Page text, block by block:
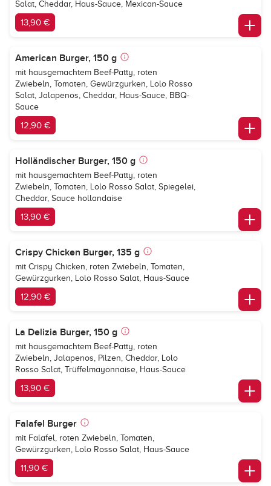
Salat, Cheddar, Haus-Sauce, Mexican-Sauce
13,90 €
American Burger, 150 g
mit hausgemachtem Beef-Patty, roten
Zwiebeln, Tomaten, Gewürzgurken, Lolo Rosso
Salat, Jalapenos, Cheddar, Haus-Sauce, BBQ-
Sauce
12,90 €
Holländischer Burger, 150 g
mit hausgemachtem Beef-Patty, roten
Zwiebeln, Tomaten, Lolo Rosso Salat, Spiegelei,
Cheddar, Sauce hollandaise
13,90 €
Crispy Chicken Burger, 135 g
mit Crispy Chicken, roten Zwiebeln, Tomaten,
Gewürzgurken, Lolo Rosso Salat, Haus-Sauce
12,90 €
La Delizia Burger, 150 g
mit hausgemachtem Beef-Patty, roten
Zwiebeln, Jalapenos, Pilzen, Cheddar, Lolo
Rosso Salat, Trüffelmayonnaise, Haus-Sauce
13,90 €
Falafel Burger
mit Falafel, roten Zwiebeln, Tomaten,
Gewürzgurken, Lolo Rosso Salat, Haus-Sauce
11,90 €